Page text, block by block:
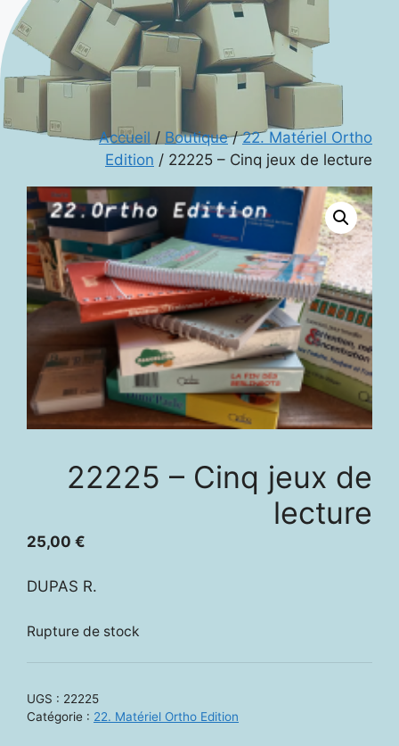
Accueil / Boutique/22. Matériel Ortho
Edition / 22225 – Cinq jeux de lecture
22225 – Cinq jeux de
lecture
25,00 €
DUPAS R.
Rupture de stock
UGS : 22225
Catégorie : 22. Matériel Ortho Edition